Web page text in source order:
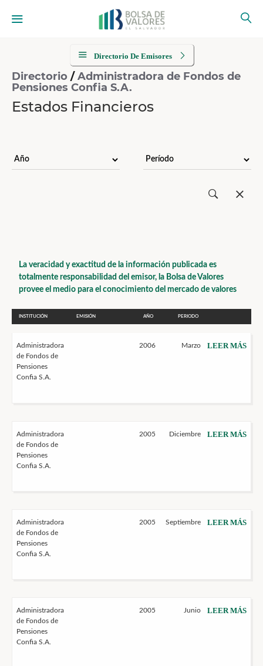
Directorio De Emisores
Directorio /Administradora de Fondos de
Pensiones Confia S.A.
Estados Financieros
La veracidad y exactitud de la información publicada es
totalmente responsabilidad del emisor, la Bolsa de Valores
provee el medio para el conocimiento del mercado de valores
INSTITUCIÓN EMISIÓN AÑO PERIODO
Administradora
de Fondos de
Pensiones
Confia S.A.
2006 Marzo LEER MÁS
Administradora
de Fondos de
Pensiones
Confia S.A.
2005 Diciembre LEER MÁS
Administradora
de Fondos de
Pensiones
Confia S.A.
2005 Septiembre LEER MÁS
Administradora
de Fondos de
Pensiones
Confia S.A.
2005 Junio LEER MÁS